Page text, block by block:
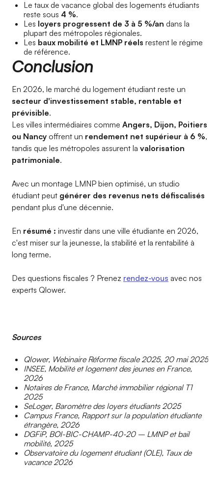
Le taux de vacance global des logements étudiants
reste sous 4 %.
Les loyers progressent de 3 à 5 %/an dans la
plupart des métropoles régionales.
Les baux mobilité et LMNP réels restent le régime
de référence.
Conclusion
En 2026, le marché du logement étudiant reste un
secteur d'investissement stable, rentable et
prévisible.
Les villes intermédiaires comme Angers, Dijon, Poitiers
ou Nancy offrent un rendement net supérieur à 6 %,
tandis que les métropoles assurent la valorisation
patrimoniale.
Avec un montage LMNP bien optimisé, un studio
étudiant peut générer des revenus nets défiscalisés
pendant plus d'une décennie.
En résumé : investir dans une ville étudiante en 2026,
c'est miser sur la jeunesse, la stabilité et la rentabilité à
long terme.
Des questions fiscales ? Prenez rendez-vous avec nos
experts Qlower.
Sources
Qlower, Webinaire Réforme fiscale 2025, 20 mai 2025
INSEE, Mobilité et logement des jeunes en France,
2026
Notaires de France, Marché immobilier régional T1
2025
SeLoger, Baromètre des loyers étudiants 2025
Campus France, Rapport sur la population étudiante
étrangère, 2026
DGFiP, BOI-BIC-CHAMP-40-20 – LMNP et bail
mobilité, 2025
Observatoire du logement étudiant (OLE), Taux de
vacance 2026